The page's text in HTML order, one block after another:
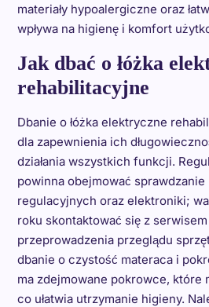
materiały hypoalergiczne oraz
wpływa na higienę i komfort
Jak dbać o łóżka
rehabilitacyjne
Dbanie o łóżka elektryczne
dla zapewnienia ich
działania wszystkich funkcji.
powinna obejmować
regulacyjnych oraz elektroniki;
roku skontaktować się z
przeprowadzenia przeglądu
dbanie o czystość materaca i
ma zdejmowane pokrowce, które
co ułatwia utrzymanie higieny.